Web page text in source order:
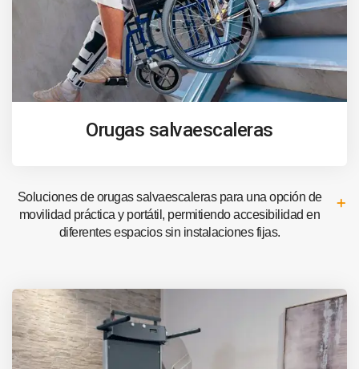
Orugas salvaescaleras
Soluciones de orugas salvaescaleras para una opción de
movilidad práctica y portátil, permitiendo accesibilidad en
diferentes espacios sin instalaciones fijas.